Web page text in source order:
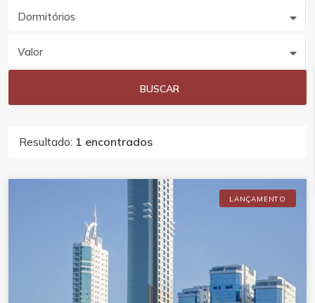
Dormitórios
Valor
BUSCAR
Resultado: 1 encontrados
LANÇAMENTO